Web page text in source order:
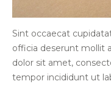
Sint occaecat
officia deserunt mollit
dolor sit amet,
tempor incididunt ut